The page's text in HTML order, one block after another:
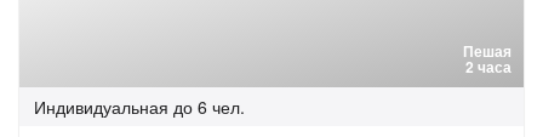
Пешая
2 часа
Индивидуальная до 6 чел.